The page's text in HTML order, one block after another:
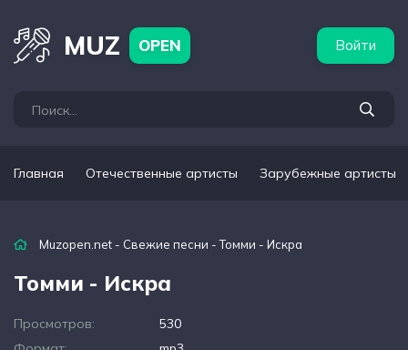
MUZ OPEN Войти
Главная Отечественные артисты Зарубежные артисты
Muzopen.net - Свежие песни - Томми - Искра
Томми - Искра
Просмотров:
530
артисты Популярные подборки